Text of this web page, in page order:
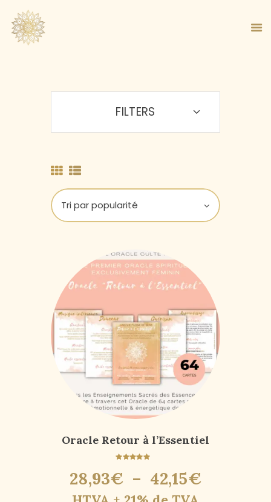
À PROPOS
BOUTIQUE
PANIER
Oracle Retour à l’Essentiel
sur 5
28,93€ – 42,15€
FILTERS